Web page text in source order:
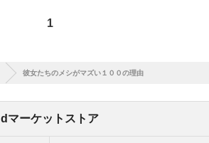
1
彼女たちのメシがマズい１００の理由
dマーケットストア